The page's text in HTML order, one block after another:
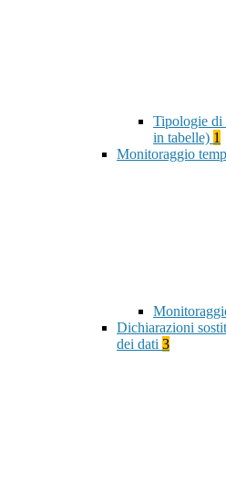
Tipologie di
in tabelle) 1
Monitoraggio
Dichiarazioni
dei dati 3